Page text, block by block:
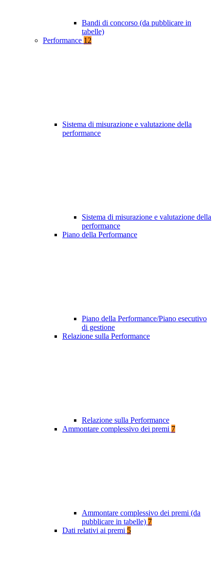
Bandi di concorso (da pubblicare in
tabelle)
Performance 12
Sistema di misurazione e valutazione della
performance
Sistema di misurazione e valutazione della
performance
Piano della Performance
Piano della Performance/Piano esecutivo
di gestione
Relazione sulla Performance
Relazione sulla Performance
Ammontare complessivo dei premi 7
Ammontare complessivo dei premi (da
pubblicare in tabelle) 7
Dati relativi ai premi 5